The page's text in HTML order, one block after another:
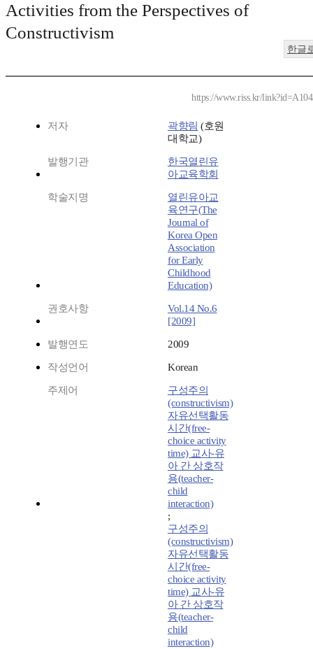
Activities from the Perspectives of
Constructivism
한글
https://www.riss.kr/
저자 곽향림 (호원
대학교)
발행기관
한국열린유
아교육학회
학술지명
열린유아교
육연구(The
Journal of
Korea Open
Association
for Early
Childhood
Education)
권호사항
Vol.14 No.6
[2009]
발행연도 2009
작성언어 Korean
주제어
구성주의
(constructivism)
자유선택활동
시간(free-
choice activity
time) 교사-유
아 간 상호작
용(teacher-
child
interaction)
;
구성주의
(constructivism)
자유선택활동
시간(free-
choice activity
time) 교사-유
아 간 상호작
용(teacher-
child
interaction)